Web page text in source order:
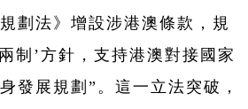
劃法》增設涉港澳條款，規
制’方針，支持港澳對接國家
發展規劃”。這一立法突破，